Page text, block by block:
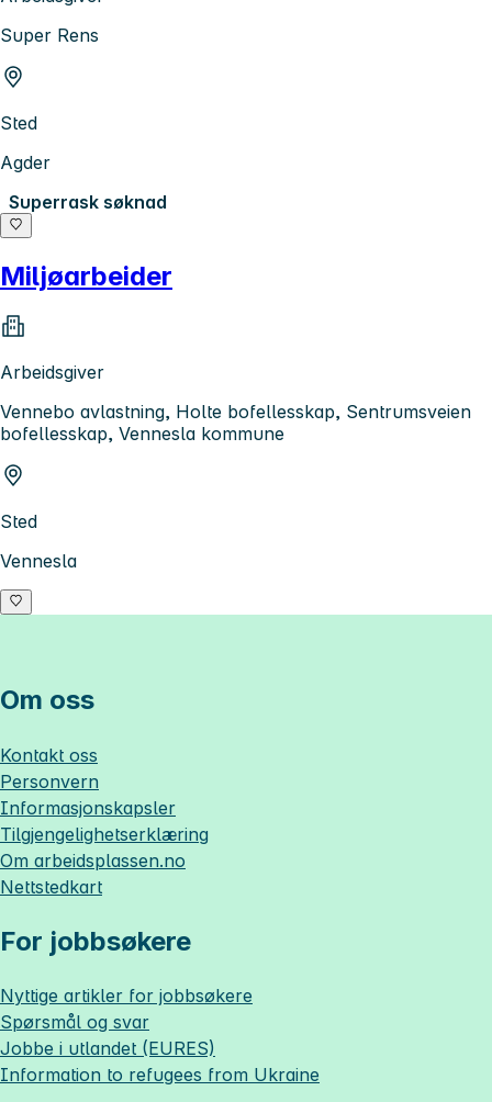
Super Rens
Sted
Agder
Superrask søknad
Miljøarbeider
Arbeidsgiver
Vennebo avlastning, Holte bofellesskap, Sentrumsveien
bofellesskap, Vennesla kommune
Sted
Vennesla
Om oss
Kontakt oss
Personvern
Informasjonskapsler
Tilgjengelighetserklæring
Om arbeidsplassen.no
Nettstedkart
For jobbsøkere
Nyttige artikler for jobbsøkere
Spørsmål og svar
Jobbe i utlandet (EURES)
Information to refugees from Ukraine